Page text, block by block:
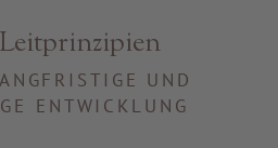
UND
ENTWICKLUNG